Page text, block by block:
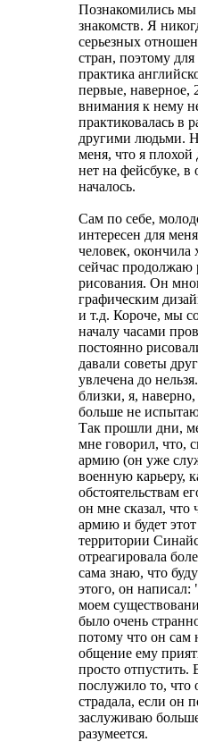
Познакомились мы
знакомств. Я
серьезных
стран, поэтому
практика
первые, наверное,
внимания к нему
практиковалась в
другими людьми.
меня, что я плохой
нет на фейсбуке, в
началось.
Сам по себе,
интересен для
человек,
сейчас продолжаю
рисования. Он
графическим
и т.д. Короче, мы
началу часами
постоянно
давали советы
увлечена до
близки, я, наверно,
больше не
Так прошли дни,
мне говорил, что,
армию (он уже
военную карьеру,
обстоятельствам
он мне сказал, что
армию и будет
территории
отреагировала
сама знаю, что
этого, он написал:
моем
было очень
потому что он сам
общение ему
просто
послужило то, что
страдала, если он
заслуживаю
разумеется.